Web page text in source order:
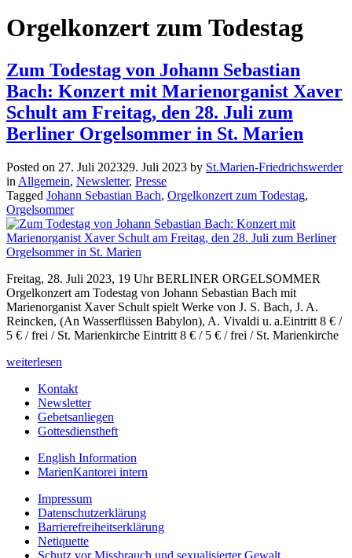
Orgelkonzert zum Todestag
Zum Todestag von Johann Sebastian
Bach: Konzert mit Marienorganist Xaver
Schult am Freitag, den 28. Juli zum
Berliner Orgelsommer in St. Marien
Posted on 27. Juli 202329. Juli 2023 by St.Marien-Friedrichswerder
in Allgemein, Newsletter, Presse
Tagged Johann Sebastian Bach, Orgelkonzert zum Todestag,
Orgelsommer
Freitag, 28. Juli 2023, 19 Uhr BERLINER ORGELSOMMER
Orgelkonzert am Todestag von Johann Sebastian Bach mit
Marienorganist Xaver Schult spielt Werke von J. S. Bach, J. A.
Reincken, (An Wasserflüssen Babylon), A. Vivaldi u. a.Eintritt 8 € /
5 € / frei / St. Marienkirche Eintritt 8 € / 5 € / frei / St. Marienkirche
weiterlesen
Kontakt
Newsletter
Gebetsanliegen
Gottesdienstheft
English Information
MarienKantorei intern
Impressum
Datenschutzerklärung
Barrierefreiheitserklärung
Netiquette
Schutz vor Missbrauch und sexualisierter Gewalt